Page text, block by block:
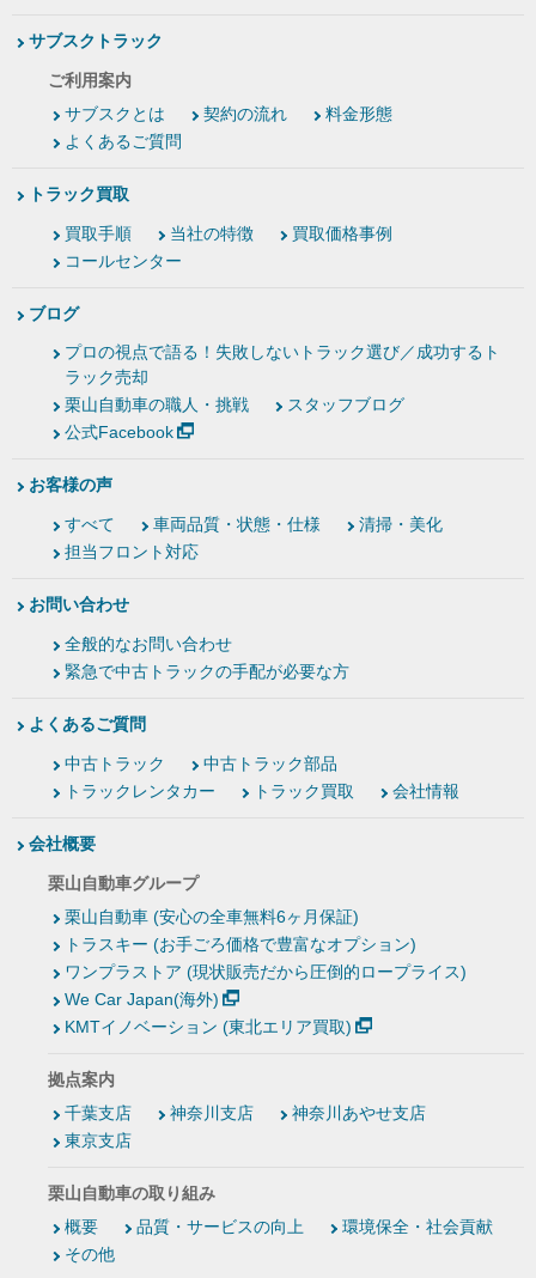
サブスクトラック
ご利用案内
サブスクとは
契約の流れ
料金形態
よくあるご質問
トラック買取
買取手順 当社の特徴
買取価格事例
コールセンター
ブログ
プロの視点で語る！失敗しないトラック選び／成功するト
ラック売却
栗山自動車の職人・挑戦
スタッフブログ
公式Facebook
お客様の声
すべて 車両品質・状態・仕様
清掃・美化
担当フロント対応
お問い合わせ
全般的なお問い合わせ
緊急で中古トラックの手配が必要な方
よくあるご質問
中古トラック
中古トラック部品
トラックレンタカー
トラック買取 会社情報
会社概要
栗山自動車グループ
栗山自動車 (安心の全車無料6ヶ月保証)
トラスキー (お手ごろ価格で豊富なオプション)
ワンプラストア (現状販売だから圧倒的ロープライス)
We Car Japan(海外)
KMTイノベーション (東北エリア買取)
拠点案内
千葉支店
神奈川支店
神奈川あやせ支店
東京支店
栗山自動車の取り組み
概要
品質・サービスの向上
環境保全・社会貢献
その他